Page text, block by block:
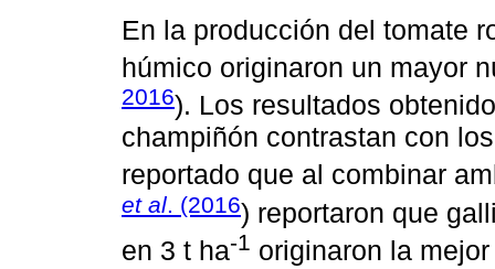
En la producción del tomate
húmico originaron un mayor
2016). Los resultados
champiñón contrastan con
reportado que al combinar
et al. (2016) reportaron que
en 3 t ha-1 originaron la